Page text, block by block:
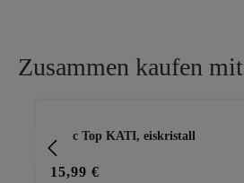
Zusammen kaufen mit
Basic Top KATI, eiskristall
15,99 €